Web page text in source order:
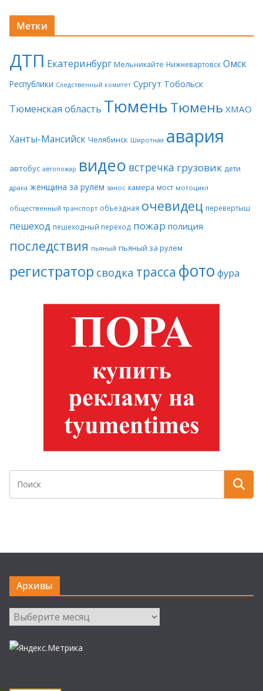
Метки
ДТП Екатеринбург Мельникайте Нижневартовск Омск
Республики Следственный комитет Сургут Тобольск
Тюменская область ТюменьТюмень ХМАО
Ханты-Мансийск Челябинск Широтная авария
автобус автопожар видео встречка грузовик дети
драка женщина за рулем занос камера мост мотоцикл
общественный транспорт объездная очевидец перевертыш
пешеход пешеходный переход пожар полиция
последствия пьяный пьяный за рулем
регистратор сводка трасса фото фура
Архивы
Архивы